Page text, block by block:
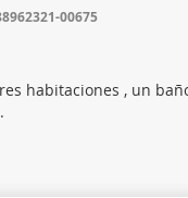
00675
habitaciones , un